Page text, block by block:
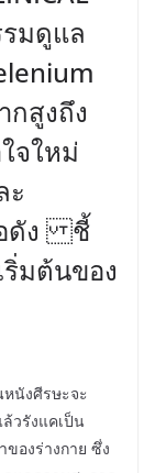
รมดูแล
กสูงถึง
จใหม่
ะ
อดัง ชี้
มต้นของ
หนังศีรษะจะ
วรังแคเป็น
องร่างกาย ซึ่ง